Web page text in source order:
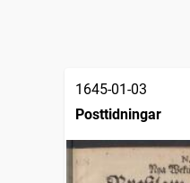
1645-01-03
Posttidningar